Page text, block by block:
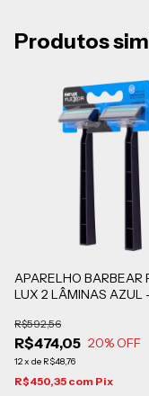
Produtos
APARELHO BARBEAR
LUX 2 LÂMINAS AZUL
R$474,05
R$592,56
20% OFF
12x de R$48,76
R$450,35 com Pix